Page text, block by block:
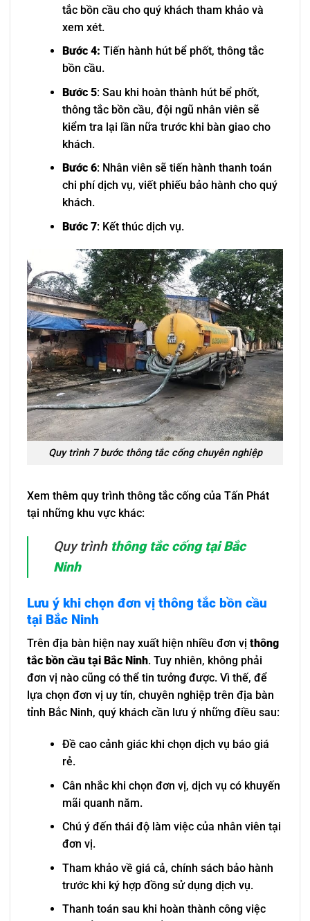
tắc bồn cầu cho quý khách tham khảo và
xem xét.
Bước 4: Tiến hành hút bể phốt, thông tắc
bồn cầu.
Bước 5: Sau khi hoàn thành hút bể phốt,
thông tắc bồn cầu, đội ngũ nhân viên sẽ
kiểm tra lại lần nữa trước khi bàn giao cho
khách.
Bước 6: Nhân viên sẽ tiến hành thanh toán
chi phí dịch vụ, viết phiếu bảo hành cho quý
khách.
Bước 7: Kết thúc dịch vụ.
Quy trình 7 bước thông tắc cống chuyên nghiệp
Xem thêm quy trình thông tắc cống của Tấn Phát
tại những khu vực khác:
Quy trình thông tắc cống tại Bắc
Ninh
Lưu ý khi chọn đơn vị thông tắc bồn cầu
tại Bắc Ninh
Trên địa bàn hiện nay xuất hiện nhiều đơn vị thông
tắc bồn cầu tại Bắc Ninh. Tuy nhiên, không phải
đơn vị nào cũng có thể tin tưởng được. Vì thế, để
lựa chọn đơn vị uy tín, chuyên nghiệp trên địa bàn
tỉnh Bắc Ninh, quý khách cần lưu ý những điều sau:
Đề cao cảnh giác khi chọn dịch vụ báo giá
rẻ.
Cân nhắc khi chọn đơn vị, dịch vụ có khuyến
mãi quanh năm.
Chú ý đến thái độ làm việc của nhân viên tại
đơn vị.
Tham khảo về giá cả, chính sách bảo hành
trước khi ký hợp đồng sử dụng dịch vụ.
Thanh toán sau khi hoàn thành công việc